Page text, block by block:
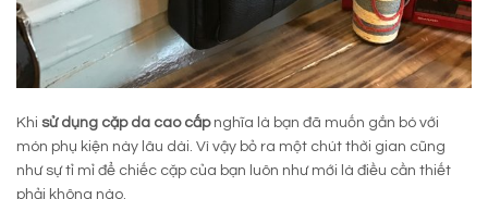
Khi sử dụng cặp da cao cấpnghĩa là bạn đã muốn gắn bó với
món phụ kiện này lâu dài. Vì vậy bỏ ra một chút thời gian cũng
như sự tỉ mỉ để chiếc cặp của bạn luôn như mới là điều cần thiết
phải không nào.